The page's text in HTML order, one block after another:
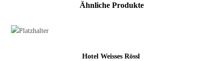
Ähnliche Produkte
Hotel Weisses Rössl